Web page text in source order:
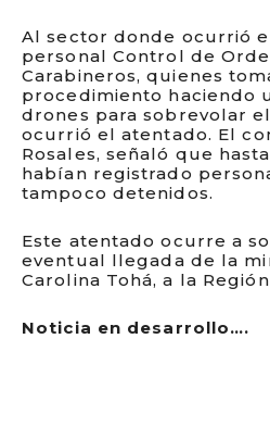
Al sector donde ocurrió
personal Control de
Carabineros, quienes
procedimiento haciendo
drones para sobrevolar
ocurrió el atentado. El
Rosales, señaló que
habían registrado
tampoco detenidos.
Este atentado ocurre a
eventual llegada de la
Carolina Tohá, a la
Noticia en desarrollo….